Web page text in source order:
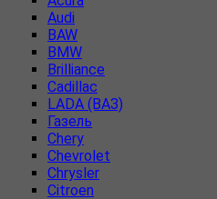
Audi
BAW
BMW
Brilliance
Cadillac
LADA (ВАЗ)
Газель
Chery
Chevrolet
Chrysler
Citroen